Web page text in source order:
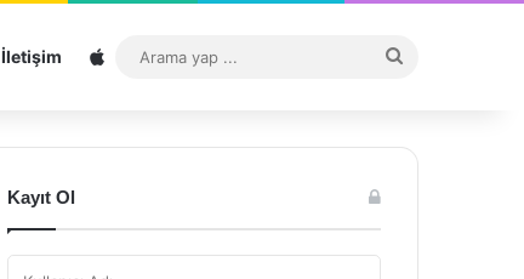
İletişim Sitemap
...
Kayıt Ol